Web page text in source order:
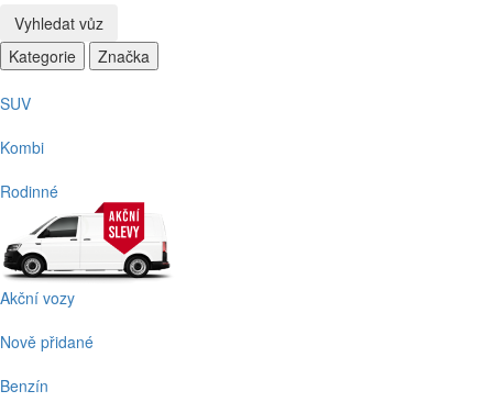
Vyhledat vůz
Kategorie
Značka
SUV
Kombi
Rodinné
Akční vozy
Nově přidané
Benzín